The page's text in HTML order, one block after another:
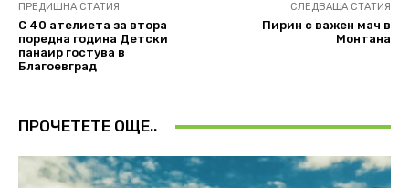
ПРЕДИШНА СТАТИЯ
С 40 ателиета за втора
поредна година Детски
панаир гостува в
Благоевград
СЛЕДВАЩА СТАТИЯ
Пирин с важен мач в
Монтана
ПРОЧЕТЕТЕ ОЩЕ..